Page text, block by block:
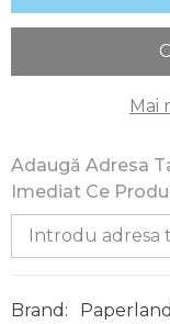
Paperland
70g/mp,
Mai
Adaugă Adresa
Imediat Ce
Brand:
Paperland